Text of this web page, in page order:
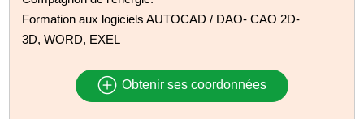
Formation aux logiciels AUTOCAD / DAO- CAO 2D-
3D, WORD, EXEL
Obtenir ses coordonnées